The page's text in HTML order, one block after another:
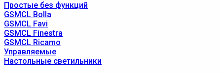
Простые без функций
GSMCL Bolla
GSMCL Favi
GSMCL Finestra
GSMCL Ricamo
Управляемые
Настольные светильники